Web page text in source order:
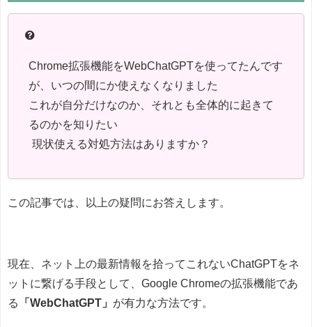
Chrome拡張機能をWebChatGPTを使ってたんです
が、いつの間にか使えなくなりました
これが自分だけなのか、それとも全体的に起きて
るのかを知りたい
現状使える対処方法はありますか？
この記事では、以上の疑問にお答えします。
現在、ネット上の最新情報を拾ってこれないChatGPTをネ
ットに繋げる手段として、Google Chromeの拡張機能であ
る
「WebChatGPT」 が有力な方法です。